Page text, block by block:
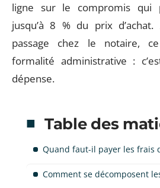
ligne sur le compromis qui
jusqu’à 8 % du prix
passage chez le notaire,
formalité administrative :
dépense.
Table des
Quand faut-il payer les frais
Comment se décomposent